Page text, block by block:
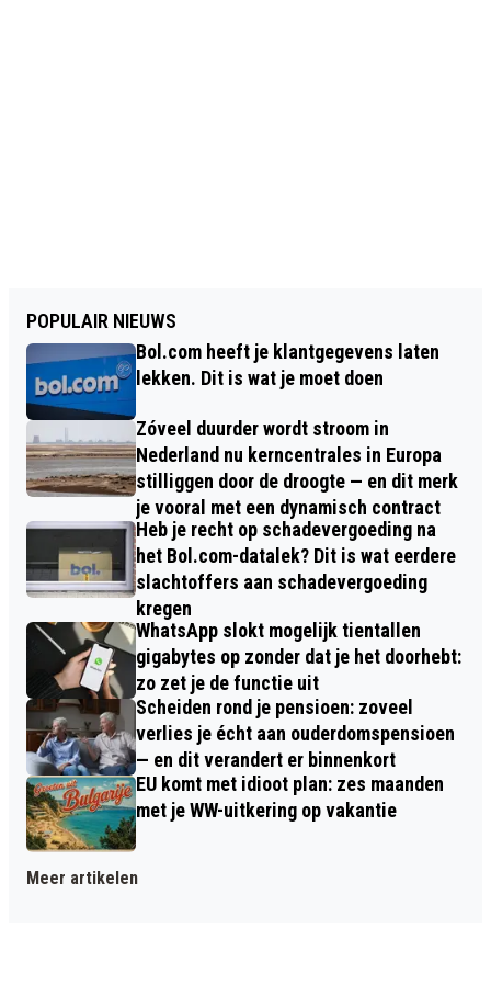
POPULAIR NIEUWS
Bol.com heeft je klantgegevens laten
lekken. Dit is wat je moet doen
Zóveel duurder wordt stroom in
Nederland nu kerncentrales in Europa
stilliggen door de droogte — en dit merk
je vooral met een dynamisch contract
Heb je recht op schadevergoeding na
het Bol.com-datalek? Dit is wat eerdere
slachtoffers aan schadevergoeding
kregen
WhatsApp slokt mogelijk tientallen
gigabytes op zonder dat je het doorhebt:
zo zet je de functie uit
Scheiden rond je pensioen: zoveel
verlies je écht aan ouderdomspensioen
— en dit verandert er binnenkort
EU komt met idioot plan: zes maanden
met je WW-uitkering op vakantie
Meer artikelen